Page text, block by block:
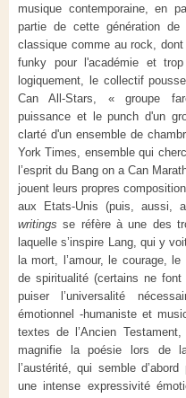
musique contemporaine, en
partie de cette génération de
classique comme au rock,
funky pour l'académie et
logiquement, le collectif
Can All-Stars, « groupe
puissance et le punch d'un
clarté d'un ensemble de
York Times, ensemble qui
l’esprit du Bang on a Can
jouent leurs propres
aux Etats-Unis (puis, aussi,
writings se réfère à une des
laquelle s’inspire Lang, qui y
la mort, l’amour, le courage,
de spiritualité (certains ne
puiser l’universalité
émotionnel -humaniste et
textes de l’Ancien
magnifie la poésie lors de
l’austérité, qui semble
une intense expressivité